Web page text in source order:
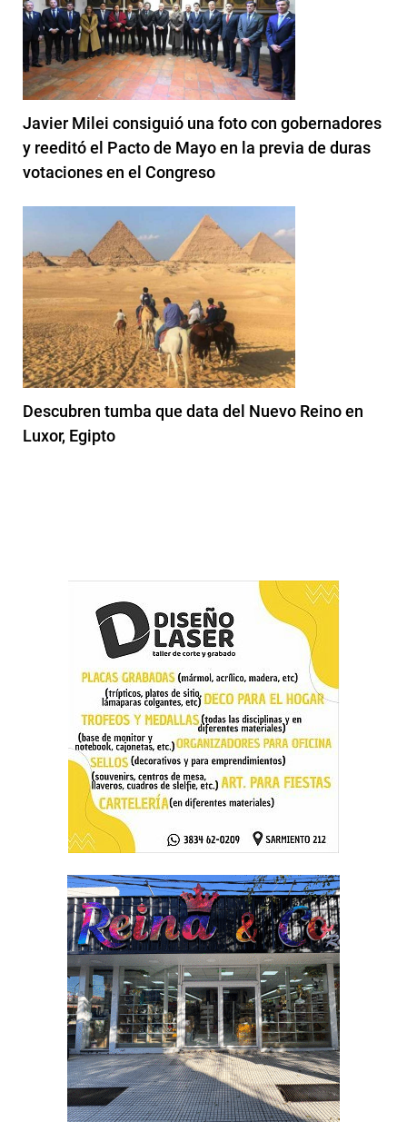
Javier Milei consiguió una foto con gobernadores
y reeditó el Pacto de Mayo en la previa de duras
votaciones en el Congreso
Descubren tumba que data del Nuevo Reino en
Luxor, Egipto